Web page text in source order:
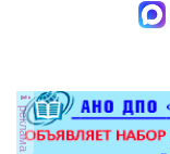
реклама